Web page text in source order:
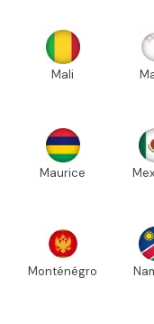
Mali
Maurice
Monténégro